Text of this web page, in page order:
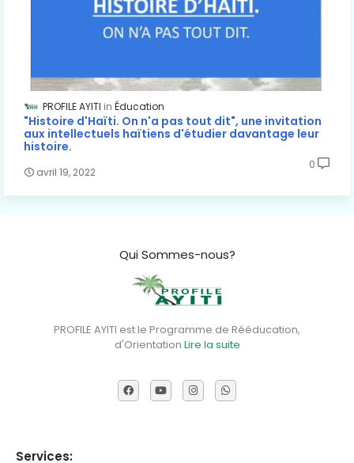
PROFILE AYITI Éducation
"Histoire d'Haïti. On n'a pas tout dit", une invitation
aux intellectuels haïtiens d'étudier davantage leur
histoire.
avril 19, 2022
0
Qui Sommes-nous?
PROFILE AYITI est le Programme de Rééducation,
d'Orientation Lire la suite
Services: